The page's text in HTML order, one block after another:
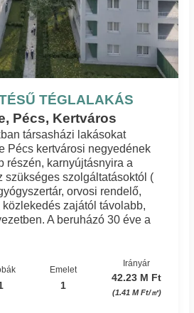
TÉGLALAKÁS
Pécs, Kertváros
társasházi lakásokat
Pécs kertvárosi negyedének
részén, karnyújtásnyira a
szükséges szolgáltatásoktól (
orvosi rendelő,
zajától távolabb,
A beruházó 30 éve a
Emelet
1
Irányár
42.23 M Ft
(1.41 M Ft/㎡)